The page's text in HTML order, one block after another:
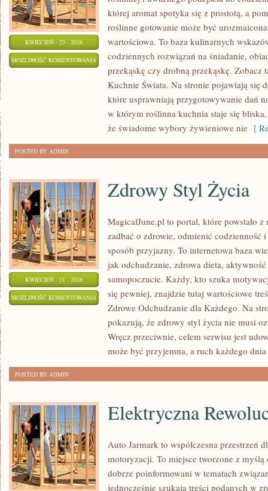
KWIECIEŃ - 23 - 2026
MOŻLIWOŚĆ KOMENTOWANIA
CUKRU
której aromat spotyka się z prostotą, a
roślinne gotowanie może być
wartościowa. To baza kulinarnych
codziennych rozwiązań na śniadanie,
przekąskę czy drobną przekąskę. Zobacz
Kuchnie Świata. Na stronie pojawiają się
które usprawniają przygotowywanie dań
w którym roślinna kuchnia staje się
że świadome wybory żywieniowe nie [
POSTED BY ADMIN
KWIECIEŃ - 21 - 2026
MOŻLIWOŚĆ KOMENTOWANIA ZDROWY
STYL
ŻYCIA
Zdrowy Styl Życia
MagicalJune.pl to portal, które powstało
zadbać o zdrowie, odmienić codzienność
sposób przyjazny. To internetowa baza
jak odchudzanie, zdrowa dieta,
samopoczucie. Każdy, kto szuka
się pewniej, znajdzie tutaj wartościowe
Zdrowe Odchudzanie dla Każdego. Na
pokazują, że zdrowy styl życia nie musi
Wręcz przeciwnie, celem serwisu jest
może być przyjemna, a ruch każdego
POSTED BY ADMIN
Elektryczna
Auto Jarmark to współczesna przestrzeń
motoryzacji. To miejsce tworzone z
dobrze poinformowani w tematach
jednocześnie szukają treści podanych w